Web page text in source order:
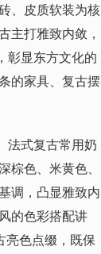
、皮质软装为核
主打雅致内敛，
彰显东方文化的
的家具、复古摆
法式复古常用奶
棕色、米黄色、
调，凸显雅致内
的色彩搭配讲
亮色点缀，既保